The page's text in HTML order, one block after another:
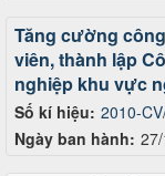
Số kí hiệu: 2010-
Ngày ban hành:
Tăng cường
viên, thành lập
nghiệp khu vực